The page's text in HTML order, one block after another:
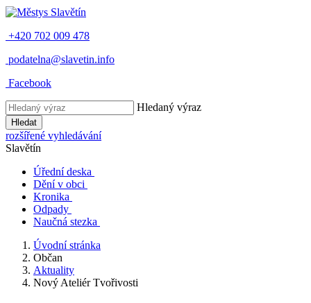
+420 702 009 478
podatelna@slavetin.info
Facebook
Hledaný výraz
Hledat
rozšířené vyhledávání
Slavětín
Úřední deska
Dění v obci
Kronika
Odpady
Naučná stezka
Úvodní stránka
Občan
Aktuality
Nový Ateliér Tvořivosti